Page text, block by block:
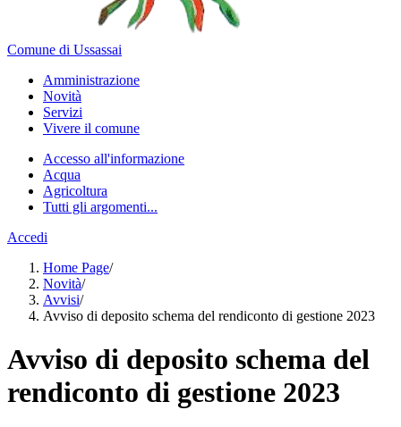
Comune di Ussassai
Amministrazione
Novità
Servizi
Vivere il comune
Accesso all'informazione
Acqua
Agricoltura
Tutti gli argomenti...
Accedi
Home Page/
Novità/
Avvisi/
Avviso di deposito schema del rendiconto di gestione 2023
Avviso di deposito schema del
rendiconto di gestione 2023